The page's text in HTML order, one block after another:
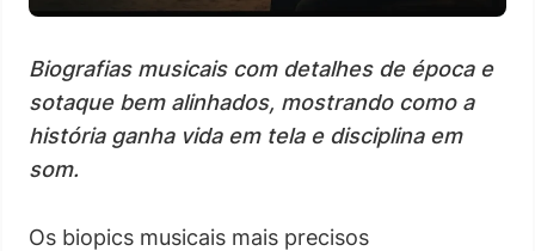
Biografias musicais com detalhes de época e
sotaque bem alinhados, mostrando como a
história ganha vida em tela e disciplina em
som.
Os biopics musicais mais precisos